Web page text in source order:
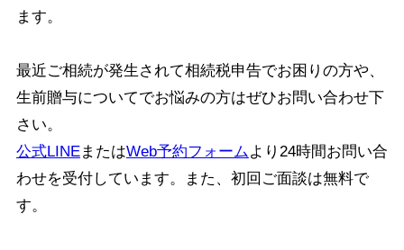
ます。
最近ご相続が発生されて相続税申告でお困りの方や、
生前贈与についてでお悩みの方はぜひお問い合わせ下
さい。
公式LINEまたはWeb予約フォームより24時間お問い合
わせを受付しています。また、初回ご面談は無料で
す。